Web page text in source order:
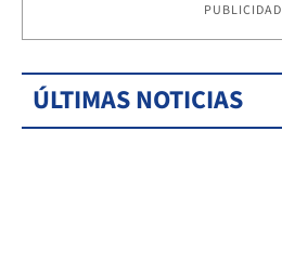
PUBLICIDAD
ÚLTIMAS NOTICIAS